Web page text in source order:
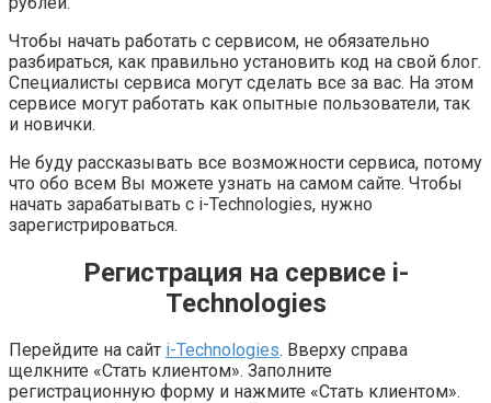
Чтобы начать работать с сервисом, не обязательно
разбираться, как правильно установить код на свой блог.
Специалисты сервиса могут сделать все за вас. На этом
сервисе могут работать как опытные пользователи, так
и новички.
Не буду рассказывать все возможности сервиса, потому
что обо всем Вы можете узнать на самом сайте. Чтобы
начать зарабатывать с i-Technologies, нужно
зарегистрироваться.
Регистрация на сервисе i-
Technologies
Перейдите на сайт i-Technologies. Вверху справа
щелкните «Стать клиентом». Заполните
регистрационную форму и нажмите «Стать клиентом».